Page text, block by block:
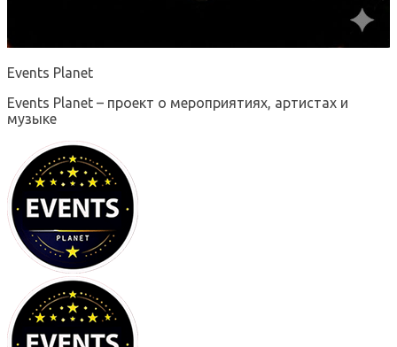
Events Planet
Events Planet – проект о мероприятиях, артистах и
музыке